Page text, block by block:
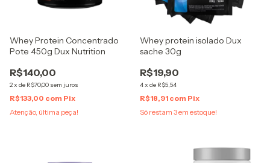
Whey Protein Concentrado
Pote 450g Dux Nutrition
R$140,00
2x de R$70,00 sem juros
R$133,00 com Pix
Atenção, última peça!
Whey protein isolado Dux
sache 30g
R$19,90
4x de R$5,54
R$18,91 com Pix
Só restam 3em estoque!